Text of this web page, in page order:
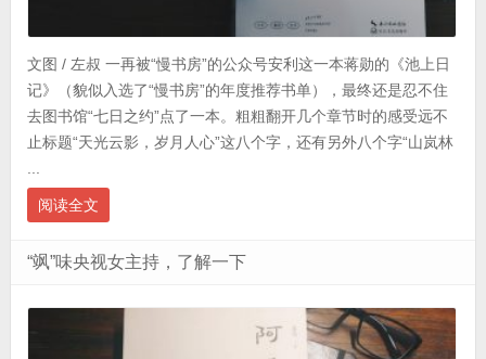
文图 / 左叔 一再被“慢书房”的公众号安利这一本蒋勋的《池上日
记》（貌似入选了“慢书房”的年度推荐书单），最终还是忍不住
去图书馆“七日之约”点了一本。粗粗翻开几个章节时的感受远不
止标题“天光云影，岁月人心”这八个字，还有另外八个字“山岚林
阅读全文
“飒”味央视女主持，了解一下